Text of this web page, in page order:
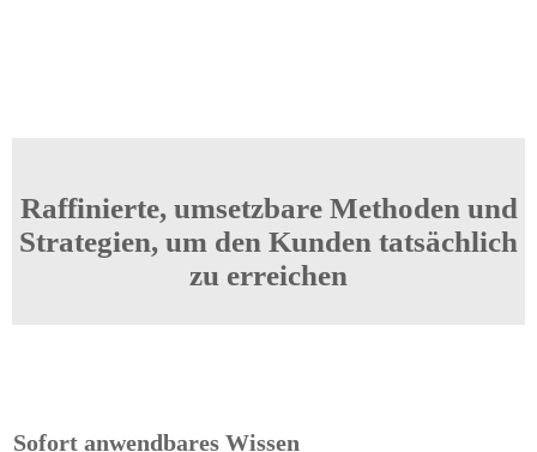
Raffinierte, umsetzbare Methoden und
Strategien, um den Kunden tatsächlich
zu erreichen
Sofort anwendbares Wissen